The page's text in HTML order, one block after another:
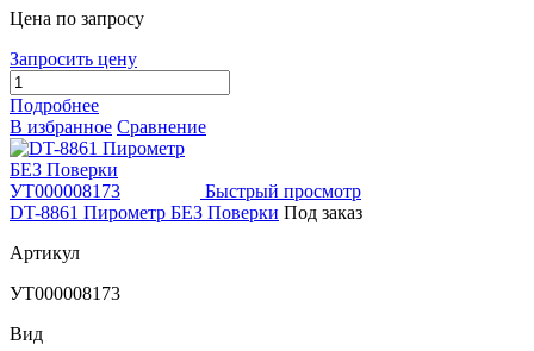
Цена по запросу
Запросить цену
Подробнее
В избранное Сравнение
Быстрый просмотр
DT-8861 Пирометр БЕЗ Поверки Под заказ
Артикул
УТ000008173
Вид